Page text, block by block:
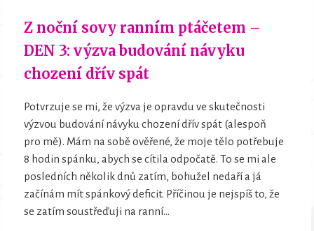
Z noční sovy ranním ptáčetem –
DEN 3: výzva budování návyku
chození dřív spát
Potvrzuje se mi, že výzva je opravdu ve skutečnosti
výzvou budování návyku chození dřív spát (alespoň
pro mě). Mám na sobě ověřené, že moje tělo potřebuje
8 hodin spánku, abych se cítila odpočatě. To se mi ale
posledních několik dnů zatím, bohužel nedaří a já
začínám mít spánkový deficit. Příčinou je nejspíš to, že
se zatím soustřeďuji na ranní...